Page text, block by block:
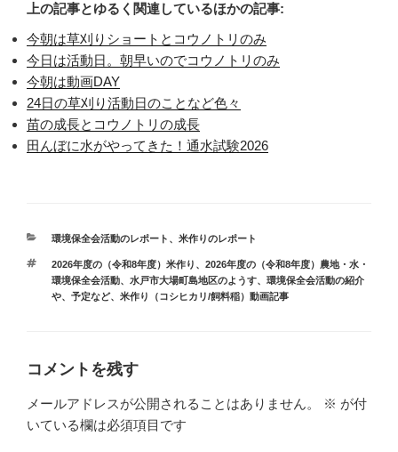
上の記事とゆるく関連しているほかの記事:
今朝は草刈りショートとコウノトリのみ
今日は活動日。朝早いのでコウノトリのみ
今朝は動画DAY
24日の草刈り活動日のことなど色々
苗の成長とコウノトリの成長
田んぼに水がやってきた！通水試験2026
カ
ゴ
リ
ー
環境保全会活動のレポート 、 米作りのレポート
タ
グ
2026年度の（令和8年度）米作り 、 2026年度の（令和8年度）農地・水・
環境保全会活動、 水戸市大場町島地区のようす、 環境保全会活動の紹介
や、予定など、 米作り（コシヒカリ/飼料稲）動画記事
コメントを残す
メールアドレスが公開されることはありません。 ※ が付
いている欄は必須項目です